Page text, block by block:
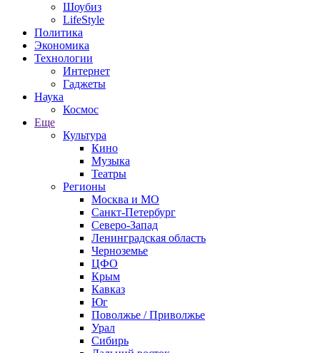
Шоубиз
LifeStyle
Политика
Экономика
Технологии
Интернет
Гаджеты
Наука
Космос
Еще
Культура
Кино
Музыка
Театры
Регионы
Москва и МО
Санкт-Петербург
Северо-Запад
Ленинградская область
Черноземье
ЦФО
Крым
Кавказ
Юг
Поволжье / Приволжье
Урал
Сибирь